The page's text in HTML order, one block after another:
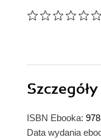
Szczegóły
ISBN Ebooka:
Data wydania